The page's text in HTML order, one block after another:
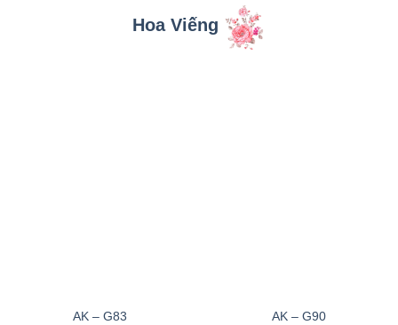
Hoa Viếng
AK – G83
AK – G90